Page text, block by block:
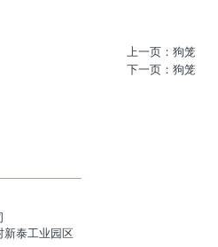
新泰工业园区
上一页：狗笼
下一页：狗笼